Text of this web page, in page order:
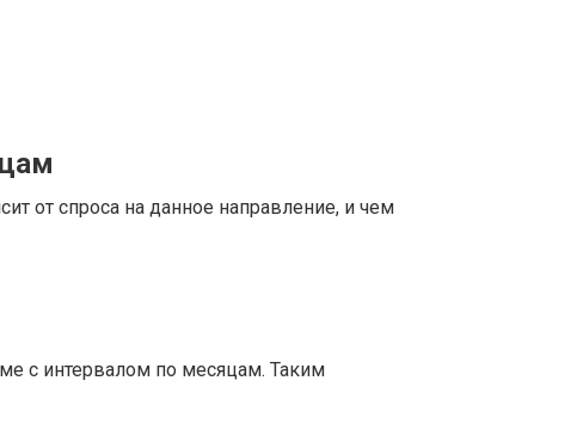
от спроса на данное направление, и чем
с интервалом по месяцам. Таким